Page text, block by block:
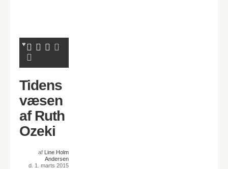
Tidens
væsen
af Ruth
Ozeki
af Line Holm
Andersen
d. 1. marts 2015